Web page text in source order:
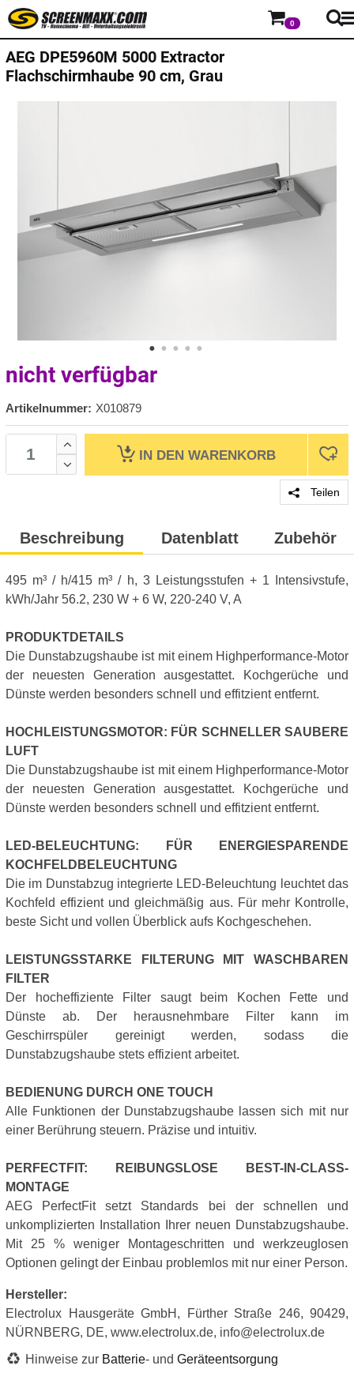
0
AEG DPE5960M 5000 Extractor
Flachschirmhaube 90 cm, Grau
nicht verfügbar
Artikelnummer: X010879
IN DEN WARENKORB
Teilen
Beschreibung Datenblatt Zubehör
495 m³ / h/415 m³ / h, 3 Leistungsstufen + 1 Intensivstufe,
kWh/Jahr 56.2, 230 W + 6 W, 220-240 V, A
PRODUKTDETAILS
Die Dunstabzugshaube ist mit einem Highperformance-Motor
der neuesten Generation ausgestattet. Kochgerüche und
Dünste werden besonders schnell und effitzient entfernt.
HOCHLEISTUNGSMOTOR: FÜR SCHNELLER SAUBERE
LUFT
Die Dunstabzugshaube ist mit einem Highperformance-Motor
der neuesten Generation ausgestattet. Kochgerüche und
Dünste werden besonders schnell und effitzient entfernt.
LED-BELEUCHTUNG: FÜR ENERGIESPARENDE
KOCHFELDBELEUCHTUNG
Die im Dunstabzug integrierte LED-Beleuchtung leuchtet das
Kochfeld effizient und gleichmäßig aus. Für mehr Kontrolle,
beste Sicht und vollen Überblick aufs Kochgeschehen.
LEISTUNGSSTARKE FILTERUNG MIT WASCHBAREN
FILTER
Der hocheffiziente Filter saugt beim Kochen Fette und
Dünste ab. Der herausnehmbare Filter kann im
Geschirrspüler gereinigt werden, sodass die
Dunstabzugshaube stets effizient arbeitet.
BEDIENUNG DURCH ONE TOUCH
Alle Funktionen der Dunstabzugshaube lassen sich mit nur
einer Berührung steuern. Präzise und intuitiv.
PERFECTFIT: REIBUNGSLOSE BEST-IN-CLASS-
MONTAGE
AEG PerfectFit setzt Standards bei der schnellen und
unkomplizierten Installation Ihrer neuen Dunstabzugshaube.
Mit 25 % weniger Montageschritten und werkzeuglosen
Optionen gelingt der Einbau problemlos mit nur einer Person.
Hersteller:
Electrolux Hausgeräte GmbH, Fürther Straße 246, 90429,
NÜRNBERG, DE, www.electrolux.de, info@electrolux.de
Hinweise zur Batterie- und Geräteentsorgung